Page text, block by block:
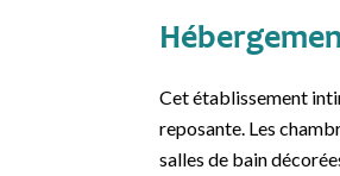
Cet établissement
reposante. Les
salles de bain